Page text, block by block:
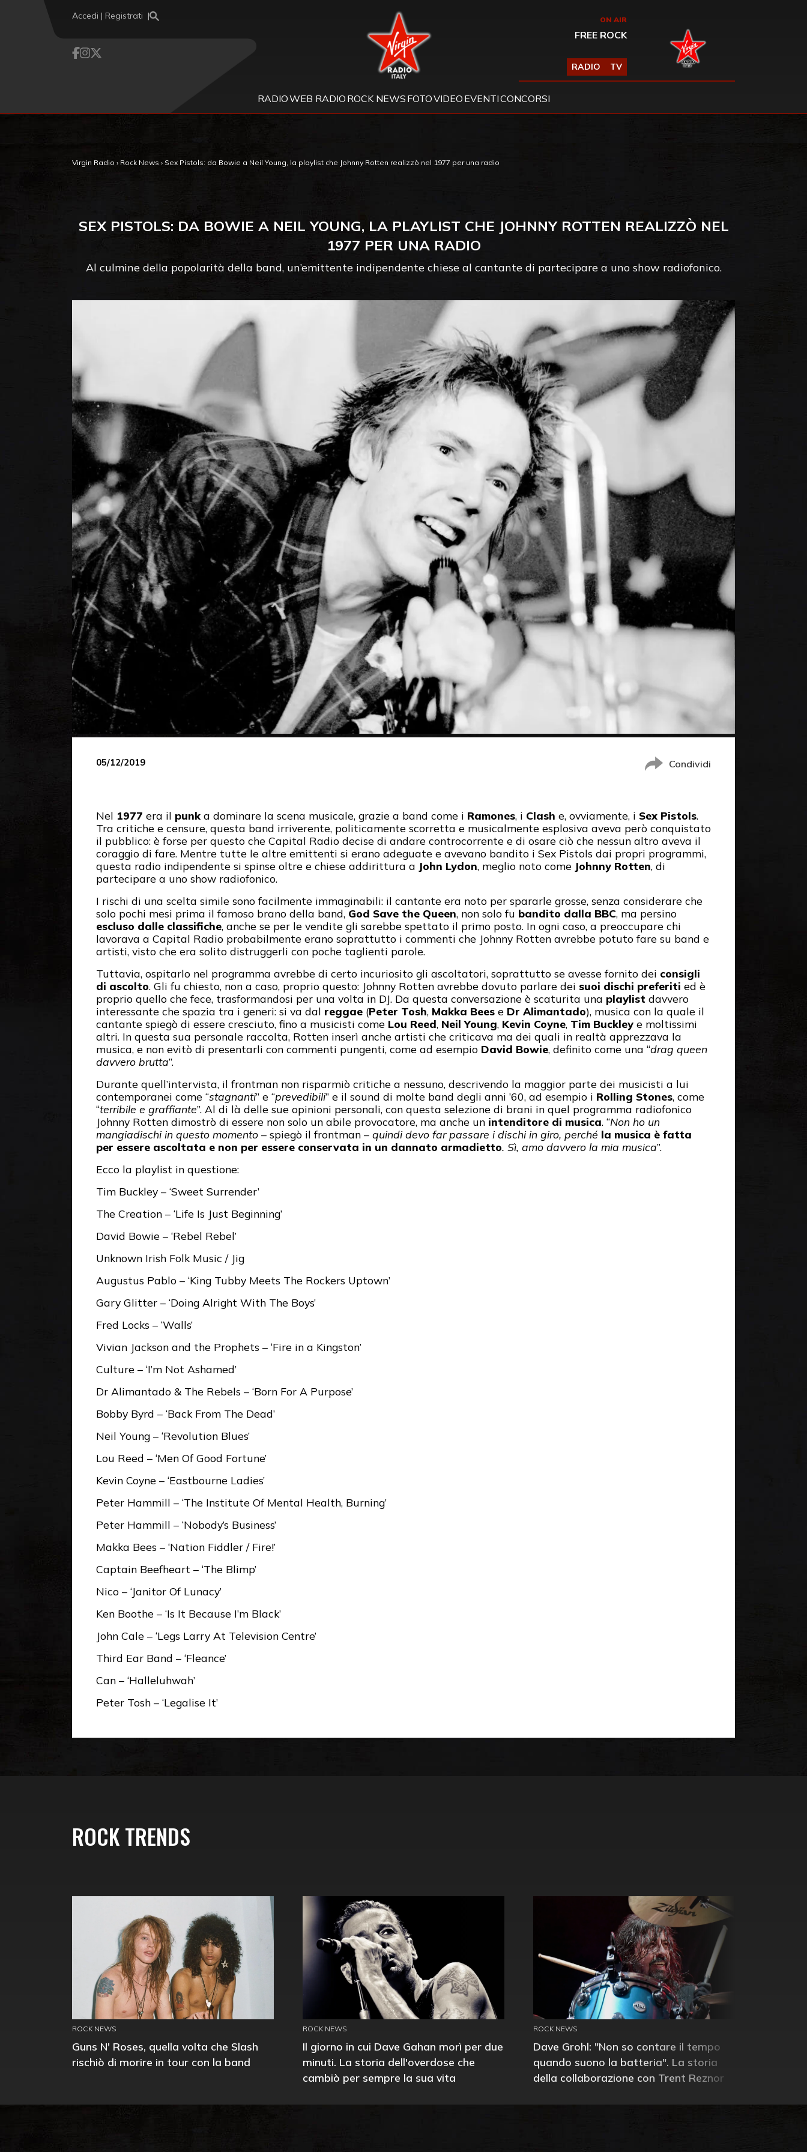
Accedi | Registrati Virgin Radio ON AIR
FREE ROCK
RADIO TV
RADIOWEB RADIO ROCK NEWS FOTOVIDEO EVENTICONCORSI
Virgin Radio › Rock News › Sex Pistols: da Bowie a Neil Young, la playlist che Johnny Rotten realizzò nel 1977 per una radio
SEX PISTOLS: DA BOWIE A NEIL YOUNG, LA PLAYLIST CHE JOHNNY ROTTEN REALIZZÒ NEL
1977 PER UNA RADIO
Al culmine della popolarità della band, un’emittente indipendente chiese al cantante di partecipare a uno show radiofonico.
05/12/2019 Condividi
Nel 1977 era il punka dominare la scena musicale, grazie a band come i Ramones, i Clash e, ovviamente, i Sex Pistols.
Tra critiche e censure, questa band irriverente, politicamente scorretta e musicalmente esplosiva aveva però conquistato
il pubblico: è forse per questo che Capital Radio decise di andare controcorrente e di osare ciò che nessun altro aveva il
coraggio di fare. Mentre tutte le altre emittenti si erano adeguate e avevano bandito i Sex Pistols dai propri programmi,
questa radio indipendente si spinse oltre e chiese addirittura a John Lydon, meglio noto come Johnny Rotten, di
partecipare a uno show radiofonico.
I rischi di una scelta simile sono facilmente immaginabili: il cantante era noto per spararle grosse, senza considerare che
solo pochi mesi prima il famoso brano della band, God Save the Queen, non solo fu bandito dalla BBC, ma persino
escluso dalle classifiche, anche se per le vendite gli sarebbe spettato il primo posto. In ogni caso, a preoccupare chi
lavorava a Capital Radio probabilmente erano soprattutto i commenti che Johnny Rotten avrebbe potuto fare su band e
artisti, visto che era solito distruggerli con poche taglienti parole.
Tuttavia, ospitarlo nel programma avrebbe di certo incuriosito gli ascoltatori, soprattutto se avesse fornito dei consigli
di ascolto. Gli fu chiesto, non a caso, proprio questo: Johnny Rotten avrebbe dovuto parlare dei suoi dischi preferiti ed è
proprio quello che fece, trasformandosi per una volta in DJ. Da questa conversazione è scaturita una playlist davvero
interessante che spazia tra i generi: si va dal reggae (Peter Tosh, Makka Bees e Dr Alimantado), musica con la quale il
cantante spiegò di essere cresciuto, fino a musicisti come Lou Reed, Neil Young, Kevin Coyne, Tim Buckley e moltissimi
altri. In questa sua personale raccolta, Rotten inserì anche artisti che criticava ma dei quali in realtà apprezzava la
musica, e non evitò di presentarli con commenti pungenti, come ad esempio David Bowie, definito come una “drag queen
davvero brutta”.
Durante quell’intervista, il frontman non risparmiò critiche a nessuno, descrivendo la maggior parte dei musicisti a lui
contemporanei come “stagnanti” e “prevedibili” e il sound di molte band degli anni ’60, ad esempio i Rolling Stones, come
“terribile e graffiante”. Al di là delle sue opinioni personali, con questa selezione di brani in quel programma radiofonico
Johnny Rotten dimostrò di essere non solo un abile provocatore, ma anche un intenditore di musica. “Non ho un
mangiadischi in questo momento – spiegò il frontman – quindi devo far passare i dischi in giro, perché la musica è fatta
per essere ascoltata e non per essere conservata in un dannato armadietto. Sì, amo davvero la mia musica”.
Ecco la playlist in questione:
Tim Buckley – ‘Sweet Surrender’
The Creation – ‘Life Is Just Beginning’
David Bowie – ‘Rebel Rebel’
Unknown Irish Folk Music / Jig
Augustus Pablo – ‘King Tubby Meets The Rockers Uptown’
Gary Glitter – ‘Doing Alright With The Boys’
Fred Locks – ‘Walls’
Vivian Jackson and the Prophets – ‘Fire in a Kingston’
Culture – ‘I’m Not Ashamed’
Dr Alimantado & The Rebels – ‘Born For A Purpose’
Bobby Byrd – ‘Back From The Dead’
Neil Young – ‘Revolution Blues’
Lou Reed – ‘Men Of Good Fortune’
Kevin Coyne – ‘Eastbourne Ladies’
Peter Hammill – ‘The Institute Of Mental Health, Burning’
Peter Hammill – ‘Nobody’s Business’
Makka Bees – ‘Nation Fiddler / Fire!’
Captain Beefheart – ‘The Blimp’
Nico – ‘Janitor Of Lunacy’
Ken Boothe – ‘Is It Because I’m Black’
John Cale – ‘Legs Larry At Television Centre’
Third Ear Band – ‘Fleance’
Can – ‘Halleluhwah’
Peter Tosh – ‘Legalise It’
ROCK TRENDS
ROCK NEWS
Guns N' Roses, quella volta che Slash
rischiò di morire in tour con la band
ROCK NEWS
Il giorno in cui Dave Gahan morì per due
minuti. La storia dell'overdose che
cambiò per sempre la sua vita
ROCK NEWS
Dave Grohl: "Non so contare il tempo
quando suono la batteria". La storia
della collaborazione con Trent Reznor